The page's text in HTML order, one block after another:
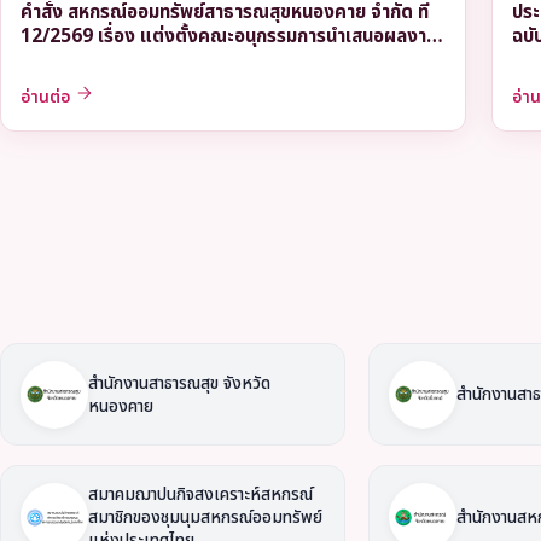
คำสั่ง สหกรณ์ออมทรัพย์สาธารณสุขหนองคาย จำกัด ที่
12/2569 เรื่อง แต่งตั้งคณะอนุกรรมการนำเสนอผลงาน
อ่านต่อ
ปร
ฉบั
อ
อ่า
สำนักงานสาธารณสุข จังหวัด
หนองคาย
สำนักงานส
สมาคมฌาปนกิจสงเคราะห์สหกรณ์
สมาชิกของชุมนุมสหกรณ์ออมทรัพย์
สำนักงานส